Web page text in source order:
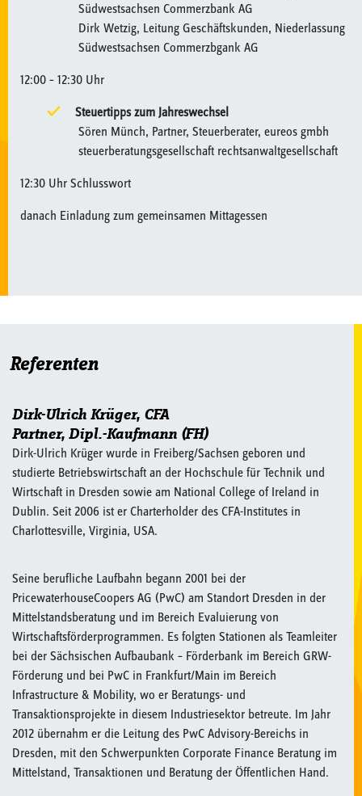
Südwestsachsen Commerzbank AG
Dirk Wetzig, Leitung Geschäftskunden, Niederlassung
Südwestsachsen Commerzbgank AG
12:00 – 12:30 Uhr
Steuertipps zum Jahreswechsel
Sören Münch, Partner, Steuerberater, eureos gmbh
steuerberatungsgesellschaft rechtsanwaltgesellschaft
12:30 Uhr Schlusswort
danach Einladung zum gemeinsamen Mittagessen
Referenten
Dirk-Ulrich Krüger, CFA
Partner, Dipl.-Kaufmann (FH)
Dirk-Ulrich Krüger wurde in Freiberg/Sachsen geboren und
studierte Betriebswirtschaft an der Hochschule für Technik und
Wirtschaft in Dresden sowie am National College of Ireland in
Dublin. Seit 2006 ist er Charterholder des CFA-Institutes in
Charlottesville, Virginia, USA.
Seine berufliche Laufbahn begann 2001 bei der
PricewaterhouseCoopers AG (PwC) am Standort Dresden in der
Mittelstandsberatung und im Bereich Evaluierung von
Wirtschaftsförderprogrammen. Es folgten Stationen als Teamleiter
bei der Sächsischen Aufbaubank – Förderbank im Bereich GRW-
Förderung und bei PwC in Frankfurt/Main im Bereich
Infrastructure & Mobility, wo er Beratungs- und
Transaktionsprojekte in diesem Industriesektor betreute. Im Jahr
2012 übernahm er die Leitung des PwC Advisory-Bereichs in
Dresden, mit den Schwerpunkten Corporate Finance Beratung im
Mittelstand, Transaktionen und Beratung der Öffentlichen Hand.